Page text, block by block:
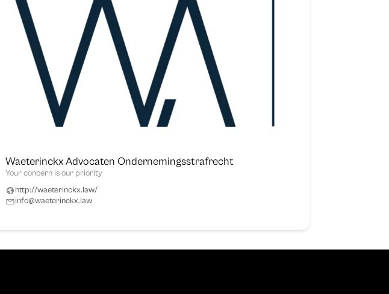
Waeterinckx Advocaten Ondernemingsstrafrecht
Your concern is our priority
http://waeterinckx.law/
info@waeterinckx.law